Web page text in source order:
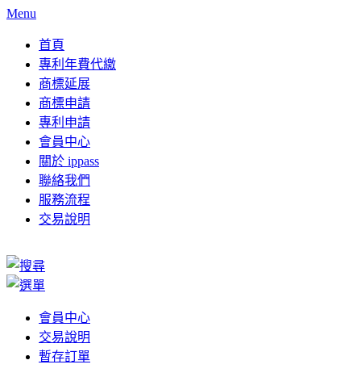
Menu
首頁
專利年費代繳
商標延展
商標申請
專利申請
會員中心
關於 ippass
聯絡我們
服務流程
交易說明
會員中心
交易說明
暫存訂單